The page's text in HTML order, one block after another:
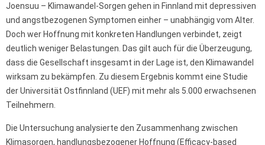
Joensuu – Klimawandel-Sorgen gehen in Finnland mit depressiven
und angstbezogenen Symptomen einher – unabhängig vom Alter.
Doch wer Hoffnung mit konkreten Handlungen verbindet, zeigt
deutlich weniger Belastungen. Das gilt auch für die Überzeugung,
dass die Gesellschaft insgesamt in der Lage ist, den Klimawandel
wirksam zu bekämpfen. Zu diesem Ergebnis kommt eine Studie
der Universität Ostfinnland (UEF) mit mehr als 5.000 erwachsenen
Teilnehmern.
Die Untersuchung analysierte den Zusammenhang zwischen
Klimasorgen, handlungsbezogener Hoffnung (Efficacy-based